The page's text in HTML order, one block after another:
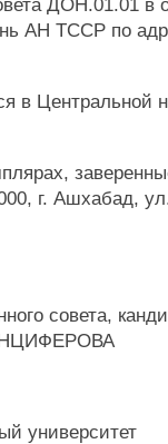
ДОН.01.01 в
АН ТССР по
в Центральной
г. Ашхабад,
совета,
университет